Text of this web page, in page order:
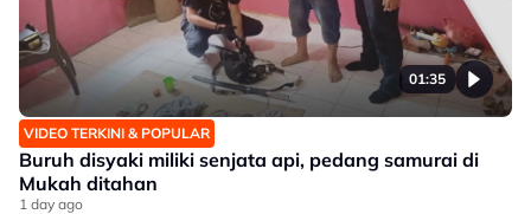
01:35
VIDEO TERKINI & POPULAR
Buruh disyaki miliki senjata api, pedang samurai di
Mukah ditahan
1 day ago